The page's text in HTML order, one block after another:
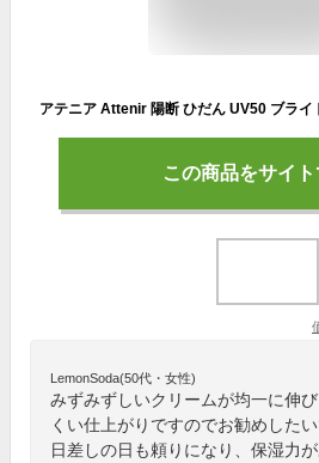
この商品をサイ
LemonSoda(50代・女性)
みずみずしいクリームが均一に伸
くい仕上がりですのでお勧めした
日差しの日も頼りになり、保湿力